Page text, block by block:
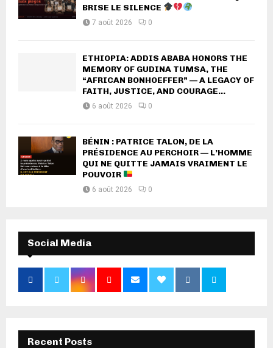
BRISE LE SILENCE
7 août 2026 0
ETHIOPIA: ADDIS ABABA HONORS THE
MEMORY OF GUDINA TUMSA, THE
“AFRICAN BONHOEFFER” — A LEGACY OF
FAITH, JUSTICE, AND COURAGE...
6 août 2026 0
BÉNIN : PATRICE TALON, DE LA
PRÉSIDENCE AU PERCHOIR — L’HOMME
QUI NE QUITTE JAMAIS VRAIMENT LE
POUVOIR
6 août 2026 0
Social Media
Recent Posts